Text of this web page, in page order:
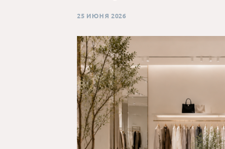
25 ИЮНЯ 2026